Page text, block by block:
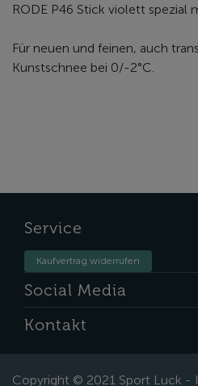
RODE P46 Stick violett spezial
Für neuen und feinen, auch
Kunstschnee bei 0/-2°C.
Service
Kaufvertrag widerrufen
Social Media
Kontakt
Copyright © 2021 Sport Luck -